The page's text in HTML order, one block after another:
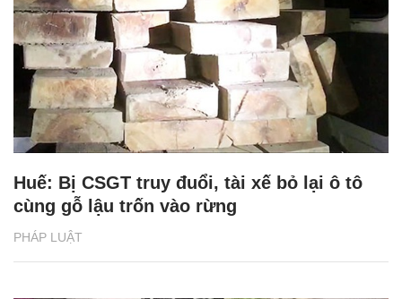
PHÁP LUẬT
Huế: Bị CSGT truy đuổi, tài xế bỏ lại ô tô
cùng gỗ lậu trốn vào rừng